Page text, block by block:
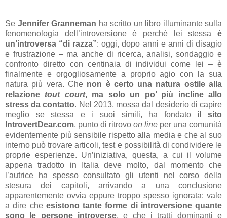
Se Jennifer Granneman ha scritto un libro illuminante sulla
fenomenologia dell’introversione è perché lei stessa è
un’introversa “di razza”: oggi, dopo anni e anni di disagio
e frustrazione – ma anche di ricerca, analisi, sondaggio e
confronto diretto con centinaia di individui come lei – è
finalmente e orgogliosamente a proprio agio con la sua
natura più vera. Che non è certo una natura ostile alla
relazione tout court, ma solo un po’ più incline allo
stress da contatto. Nel 2013, mossa dal desiderio di capire
meglio se stessa e i suoi simili, ha fondato il sito
IntrovertDear.com, punto di ritrovo on line per una comunità
evidentemente più sensibile rispetto alla media e che al suo
interno può trovare articoli, test e possibilità di condividere le
proprie esperienze. Un’iniziativa, questa, a cui il volume
appena tradotto in Italia deve molto, dal momento che
l’autrice ha spesso consultato gli utenti nel corso della
stesura dei capitoli, arrivando a una conclusione
apparentemente ovvia eppure troppo spesso ignorata: vale
a dire che esistono tante forme di introversione quante
sono le persone introverse, e che i tratti dominanti e